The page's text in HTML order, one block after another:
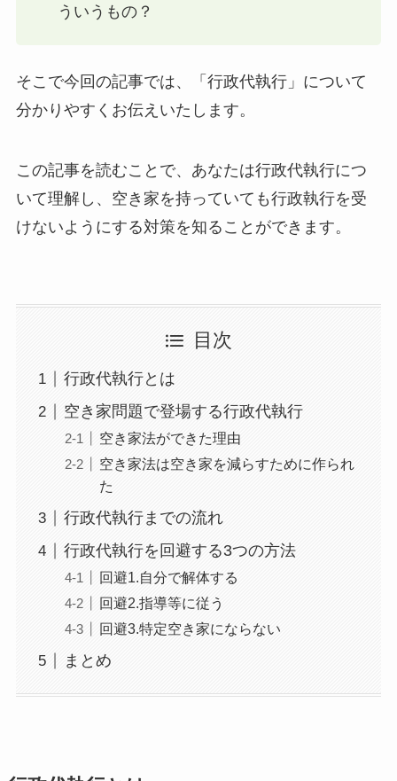
ういうもの？
そこで今回の記事では、「行政代執行」について
分かりやすくお伝えいたします。
この記事を読むことで、あなたは行政代執行につ
いて理解し、空き家を持っていても行政執行を受
けないようにする対策を知ることができます。
目次
行政代執行とは
空き家問題で登場する行政代執行
空き家法ができた理由
空き家法は空き家を減らすために作られ
た
行政代執行までの流れ
行政代執行を回避する3つの方法
回避1.自分で解体する
回避2.指導等に従う
回避3.特定空き家にならない
まとめ